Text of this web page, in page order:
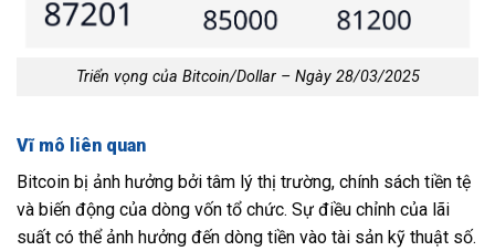
Triển vọng của Bitcoin/Dollar – Ngày 28/03/2025
Vĩ mô liên quan
Bitcoin bị ảnh hưởng bởi tâm lý thị trường, chính sách tiền tệ
và biến động của dòng vốn tổ chức. Sự điều chỉnh của lãi
suất có thể ảnh hưởng đến dòng tiền vào tài sản kỹ thuật số.